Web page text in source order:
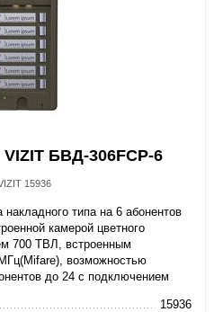
БВД-306FCP-6
15936
типа на 6 абонентов
камерой цветного
700 ТВЛ, встроенным
возможностью
до 24 с подключением
15936